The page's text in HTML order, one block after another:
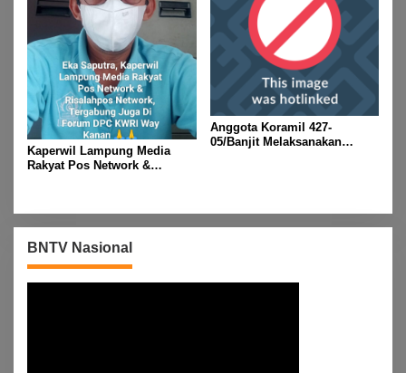
Kaperwil Lampung Media
Rakyat Pos Network &
2026 M
Anggota Koramil 427-
05/Banjit Melaksanakan
BNTV Nasional